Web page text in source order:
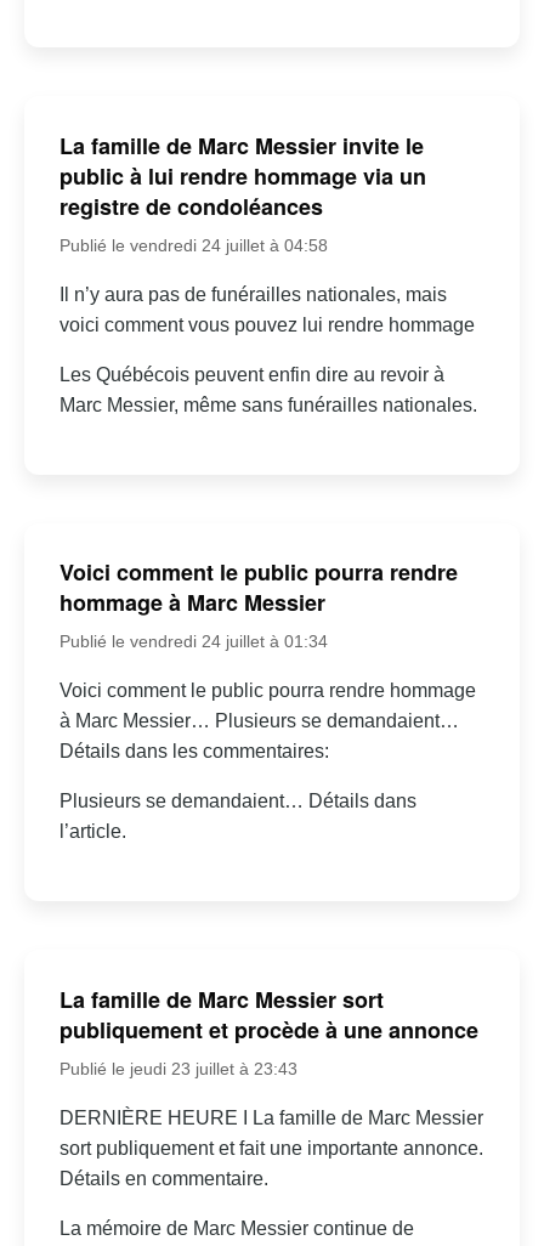
La famille de Marc Messier invite le
public à lui rendre hommage via un
registre de condoléances
Publié le vendredi 24 juillet à 04:58
Il n’y aura pas de funérailles nationales, mais
voici comment vous pouvez lui rendre hommage
Les Québécois peuvent enfin dire au revoir à
Marc Messier, même sans funérailles nationales.
Voici comment le public pourra rendre
hommage à Marc Messier
Publié le vendredi 24 juillet à 01:34
Voici comment le public pourra rendre hommage
à Marc Messier… Plusieurs se demandaient…
Détails dans les commentaires:
Plusieurs se demandaient… Détails dans
l’article.
La famille de Marc Messier sort
publiquement et procède à une annonce
Publié le jeudi 23 juillet à 23:43
DERNIÈRE HEURE I La famille de Marc Messier
sort publiquement et fait une importante annonce.
Détails en commentaire.
La mémoire de Marc Messier continue de